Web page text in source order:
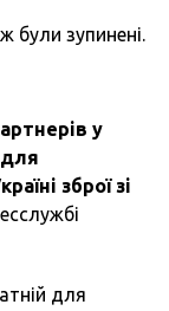
були зупинені.
у
для
зброї зі
для